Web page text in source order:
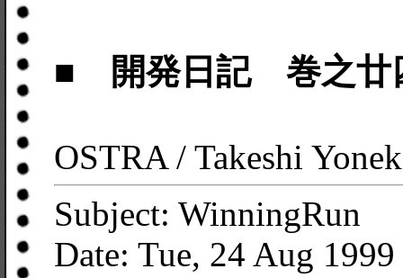
■ 開発日記 巻之廿
OSTRA / Takeshi
Subject: WinningRun
Date: Tue, 24 Aug